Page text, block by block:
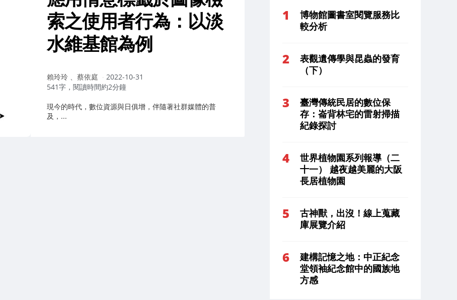
索之使用者行為：以淡
水維基館為例
作
者：
賴玲玲 、蔡依庭
2022-10-31
541字，閱讀時間約2分鐘
現今的時代，數位資源與日俱增，伴隨著社群媒體的普
及，...
博物館圖書室閱覽服務比
較分析
表觀遺傳學與昆蟲的發育
（下）
臺灣傳統民居的數位保
存：崙背林宅的雷射掃描
紀錄探討
世界植物園系列報導（二
十一） 越夜越美麗的大阪
長居植物園
古神獸，出沒！線上蒐藏
庫展覽介紹
建構記憶之地：中正紀念
堂領袖紀念館中的國族地
方感